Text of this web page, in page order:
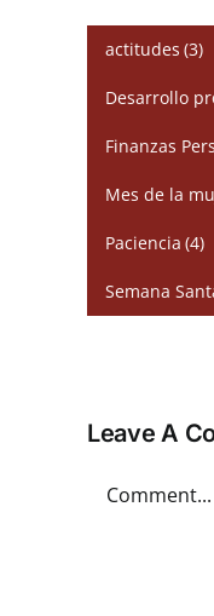
actitudes (3)
Desarrollo
Finanzas
Mes de la
Paciencia (4)
Semana
Leave A